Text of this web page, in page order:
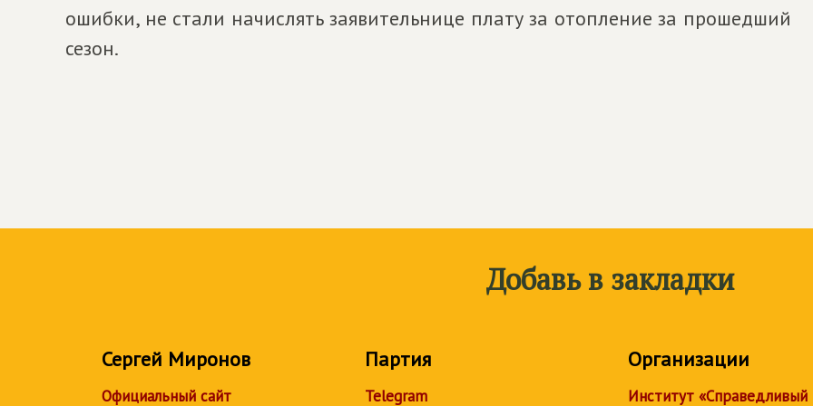
ошибки, не стали начислять заявительнице плату за отопление за прошедший
сезон.
Добавь в закладки
Сергей Миронов
Официальный сайт
Партия
Telegram
Организации
Институт «Справедливый